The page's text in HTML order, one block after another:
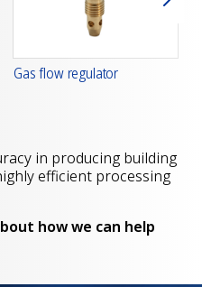
Gas flow regulator
in producing building
efficient processing
how we can help